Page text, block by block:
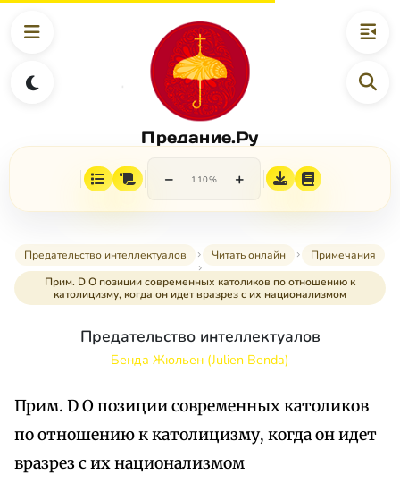
Предание.Ру
− 110% +
Предательство интеллектуалов Читать онлайн
Примечания
Прим. D О позиции современных католиков по отношению к
католицизму, когда он идет вразрез с их национализмом
Предательство интеллектуалов
Бенда Жюльен (Julien Benda)
Прим. D О позиции современных католиков
по отношению к католицизму, когда он идет
вразрез с их национализмом